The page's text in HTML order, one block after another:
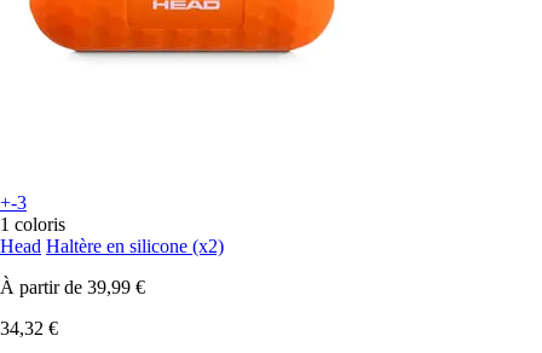
+-3
1 coloris
Head Haltère en silicone (x2)
À partir de 39,99 €
34,32 €